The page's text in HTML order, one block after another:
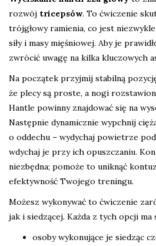
rozwój tricepsów. To ćwiczenie
trójgłowy ramienia, co jest
siły i masy mięśniowej. Aby je
zwrócić uwagę na kilka kluczowych
Na początek przyjmij stabilną
że plecy są proste, a nogi
Hantle powinny znajdować się na
Następnie dynamicznie wypchnij
o oddechu – wydychaj powietrze
wdychaj je przy ich opuszczaniu.
niezbędna; pomoże to uniknąć
efektywność Twojego treningu.
Możesz wykonywać to ćwiczenie
jak i siedzącej. Każda z tych opcji ma
osoby wykonujące je siedząc